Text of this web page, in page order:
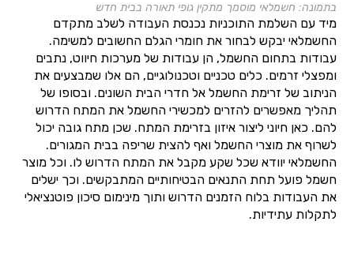
בתמונה: חשמלאי מוסמך מתקין גופי תאורה בבית חדש
מיד עם השלמת התוכניות נכנסת העבודה לשלב מתקדם
החשמלאי יבקש לבחור את חומרי הגלם החשובים למשימה.
עבודות בתחום החשמל, הן עבודות של מערכות חיווט, נתבים
ומפצלי זרמים. כלים טכניים וטכנולוגיים, הם אלו שמבצעים את
הניתוב של זרימת החשמל אל חדרי הבית השונים. ובסופו של
תהליך מאפשרים להזרים למכשירי החשמל את המתח הדרוש
להם. כאן חיוני ליצור איזון בזרימת המתח. שכן מתח גובה יכול
לשרוף את מוצרי החשמל ואף להצית שריפה בבית המגורים.
החשמלאי יוודא שכל שקע מקבל את המתח הדרוש לו. וכל מוצר
חשמל פועל תחת התנאים הבטיחותיים המתבקשים. וכך ישלים
את העבודות בלוח הזמנים הדרוש ותוך מינימום סיכון פוטנציאלי
לתקלות עתידיות.